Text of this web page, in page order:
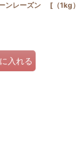
ンレーズン [（1kg）
入れる